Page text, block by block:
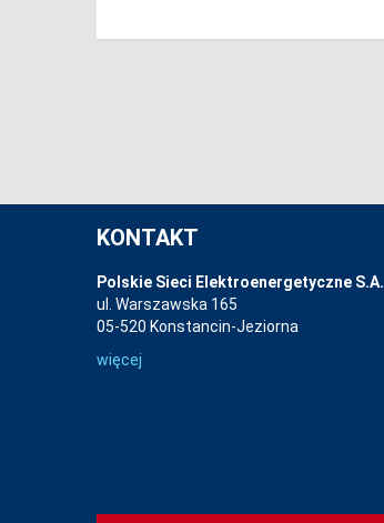
KONTAKT
Polskie Sieci Elektroenergetyczne S.A.
ul. Warszawska 165
05-520 Konstancin-Jeziorna
więcej